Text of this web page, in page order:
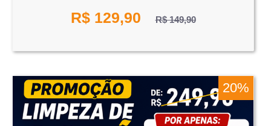
R$ 129,90 R$ 149,90
20%